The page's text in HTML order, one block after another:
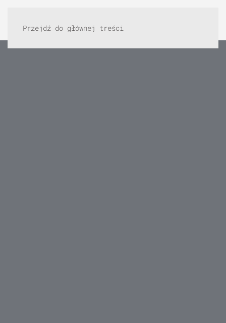
Przejdź do głównej treści